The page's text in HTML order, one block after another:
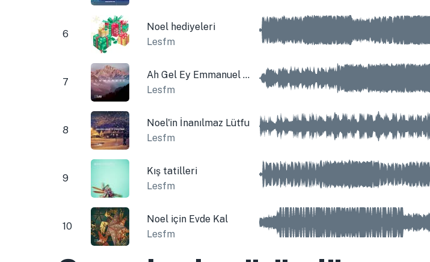
6
Noel hediyeleri
Lesfm
7
Ah Gel Ey Emmanuel Gel
Lesfm
8
Noel'in İnanılmaz Lütfu
Lesfm
9
Kış tatilleri
Lesfm
10
Noel için Evde Kal
Lesfm